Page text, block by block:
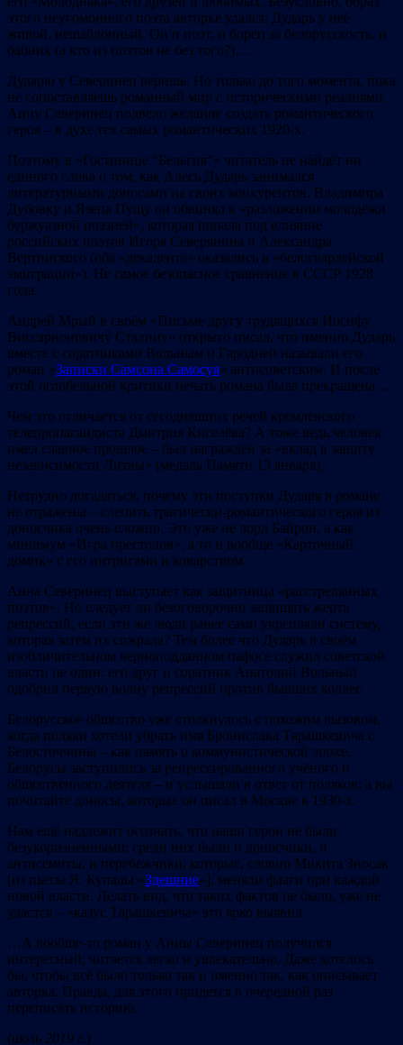
этого неугомонного поэта авторке удался: Дударь у неё
живой, нешаблонный. Он и поэт, и борец за белорусскость, и
бабник (а кто из поэтов не без того?)…
Дударю у Северинец веришь. Но только до того момента, пока
не сопоставляешь романный мир с историческими реалиями.
Анну Северинец подвело желание создать романтического
героя – в духе тех самых романтических 1920-х.
Поэтому в «Гостинице “Бельгия”» читатель не найдёт ни
единого слова о том, как Алесь Дударь занимался
литературными доносами на своих конкурентов. Владимира
Дубовку и Язепа Пущу он обвинял в «разложении молодёжи
буржуазной поэзией», которая попала под влияние
российских поэтов Игоря Северянина и Александра
Вертинского (оба «декадента» оказались в «белогвардейской
эмиграции»). Не самое безопасное сравнение в СССР 1928
года.
Андрей Мрый в своём «Письме другу трудящихся Иосифу
Виссарионовичу Сталину» открыто писал, что именно Дударь
вместе с соратниками Вольным и Гародней называли его
роман «Записки Самсона Самосуя» антисоветским. И после
этой оглобельной критики печать романа была прекращена…
Чем это отличается от сегодняшних речей кремлёвского
телепропагандиста Дмитрия Киселёва? А тоже ведь человек
имел славное прошлое – был награждён за «вклад в защиту
независимости Литвы» (медаль Памяти 13 января).
Нетрудно догадаться, почему эти поступки Дударя в романе
не отражены – слепить трагически-романтического героя из
доносчика очень сложно. Это уже не лорд Байрон, а как
минимум «Игра престолов», а то и вообще «Карточный
домик» с его интригами и коварством.
Анна Северинец выступает как защитница «расстрелянных
поэтов». Но следует ли безоговорочно защищать жертв
репрессий, если эти же люди ранее сами укрепляли систему,
которая затем их сожрала? Тем более что Дударь в своём
изобличительном верноподданном пафосе служил советской
власти не один: его друг и соратник Анатолий Вольный
одобрил первую волну репрессий против бывших коллег.
Белорусское общество уже столкнулось с похожим вызовом,
когда поляки хотели убрать имя Бронислава Тарашкевича с
Белосточчины – как память о коммунистической эпохе.
Белорусы заступились за репрессированного учёного и
общественного деятеля – и услышали в ответ от поляков: а вы
почитайте доносы, которые он писал в Москве в 1930-х.
Нам ещё надлежит осознать, что наши герои не были
безукоризненными: среди них были и доносчики, и
антисемиты, и перебежчики, которые, словно Микита Зносак
[из пьесы Я. Купалы «Здешние»], меняли флаги при каждой
новой власти. Делать вид, что таких фактов не было, уже не
удастся – «казус Тарашкевича» это ярко выявил.
…А вообще-то роман у Анны Северинец получился
интересный, читается легко и увлекательно. Даже хотелось
бы, чтобы всё было только так и именно так, как описывает
авторка. Правда, для этого придётся в очередной раз
переписать историю.
(июль 2019 г. )